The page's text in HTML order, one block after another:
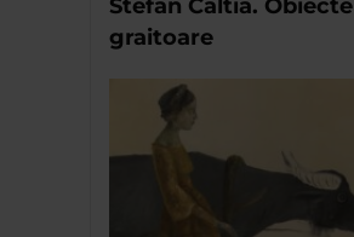
Stefan Caltia. Obiecte
graitoare